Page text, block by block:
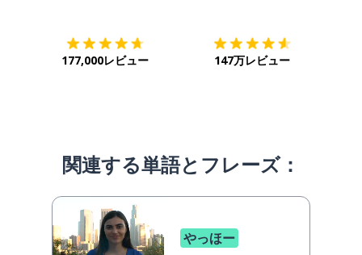
177,000レビュー 147万レビュー
関連する単語とフレーズ：
やっほー